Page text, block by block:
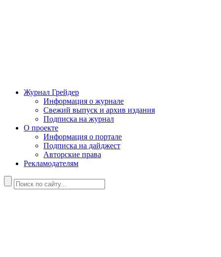
Журнал Грейдер
Информация о журнале
Свежий выпуск и архив издания
Подписка на журнал
О проекте
Информация о портале
Подписка на дайджест
Авторские права
Рекламодателям